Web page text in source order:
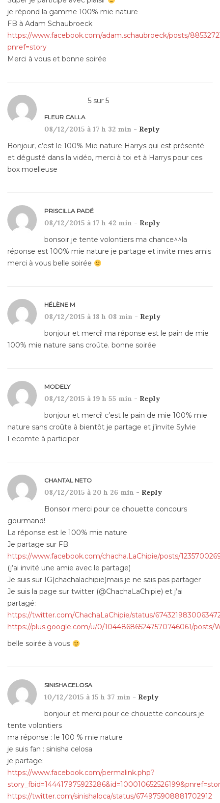
je répond la gamme 100% mie nature
FB à Adam Schaubroeck
https://www.facebook.com/adam.schaubroeck/posts/
pnref=story
Merci à vous et bonne soirée
5 sur 5
FLEUR CALLA
08/12/2015 à 17 h 32 min - Reply
Bonjour, c’est le 100% Mie nature Harrys qui est présenté
et dégusté dans la vidéo, merci à toi et à Harrys pour ces
box moelleuse
PRISCILLA PADÉ
08/12/2015 à 17 h 42 min - Reply
bonsoir je tente volontiers ma chance^^la
réponse est 100% mie nature je partage et invite mes amis
merci à vous belle soirée
HÉLÈNE M
08/12/2015 à 18 h 08 min - Reply
bonjour et merci! ma réponse est le pain de mie
100% mie nature sans croûte. bonne soirée
MODELY
08/12/2015 à 19 h 55 min - Reply
bonjour et merci! c’est le pain de mie 100% mie
nature sans croûte à bientôt je partage et j’invite Sylvie
Lecomte à participer
CHANTAL NETO
08/12/2015 à 20 h 26 min - Reply
Bonsoir merci pour ce chouette concours
gourmand!
La réponse est le 100% mie nature
Je partage sur FB:
https://www.facebook.com/chacha.LaChipie/posts/
(j’ai invité une amie avec le partage)
Je suis sur IG(chachalachipie)mais je ne sais pas partager
Je suis la page sur twitter (@ChachaLaChipie) et j’ai
partagé:
https://twitter.com/ChachaLaChipie/status/
https://plus.google.com/u/0/104486865247570746061/posts/
belle soirée à vous
SINISHACELOSA
10/12/2015 à 15 h 37 min - Reply
bonjour et merci pour ce chouette concours je
tente volontiers
ma réponse : le 100 % mie nature
je suis fan : sinisha celosa
je partage:
https://www.facebook.com/permalink.php?
https://twitter.com/sinishaloca/status/674975908881702912